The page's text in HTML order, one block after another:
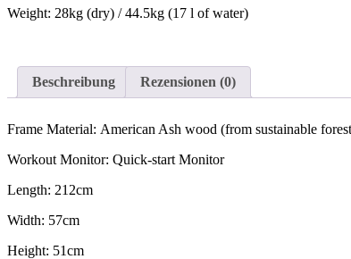
Weight: 28kg (dry) / 44.5kg (17 l of water)
Beschreibung Rezensionen (0)
Frame Material: American Ash wood (from sustainable
Workout Monitor: Quick-start Monitor
Length: 212cm
Width: 57cm
Height: 51cm